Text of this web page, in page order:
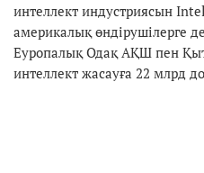
интеллект индустриясын
америкалық өндірушілерге
Еуропалық Одақ АҚШ пен
интеллект жасауға 22 млрд